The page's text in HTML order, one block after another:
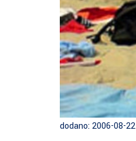
dodano: 2006-08-22